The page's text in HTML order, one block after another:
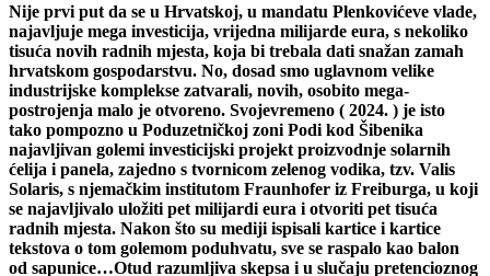
Nije prvi put da se u Hrvatskoj, u mandatu Plenkovićeve vlade,
najavljuje mega investicija, vrijedna milijarde eura, s nekoliko
tisuća novih radnih mjesta, koja bi trebala dati snažan zamah
hrvatskom gospodarstvu. No, dosad smo uglavnom velike
industrijske komplekse zatvarali, novih, osobito mega-
postrojenja malo je otvoreno. Svojevremeno ( 2024. ) je isto
tako pompozno u Poduzetničkoj zoni Podi kod Šibenika
najavljivan golemi investicijski projekt proizvodnje solarnih
ćelija i panela, zajedno s tvornicom zelenog vodika, tzv. Valis
Solaris, s njemačkim institutom Fraunhofer iz Freiburga, u koji
se najavljivalo uložiti pet milijardi eura i otvoriti pet tisuća
radnih mjesta. Nakon što su mediji ispisali kartice i kartice
tekstova o tom golemom poduhvatu, sve se raspalo kao balon
od sapunice…Otud razumljiva skepsa i u slučaju pretencioznog